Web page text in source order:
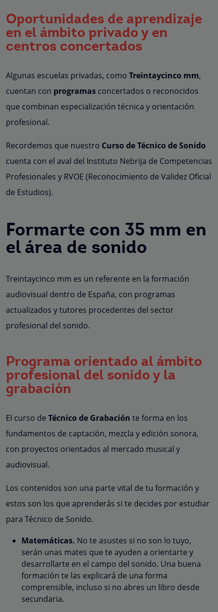
Oportunidades de aprendizaje
en el ámbito privado y en
centros concertados
Algunas escuelas privadas, como Treintaycinco mm,
cuentan con programas concertados o reconocidos
que combinan especialización técnica y orientación
profesional.
Recordemos que nuestro Curso de Técnico de Sonido
cuenta con el aval del Instituto Nebrija de Competencias
Profesionales y RVOE (Reconocimiento de Validez Oficial
de Estudios).
Formarte con 35 mm en
el área de sonido
Treintaycinco mm es un referente en la formación
audiovisual dentro de España, con programas
actualizados y tutores procedentes del sector
profesional del sonido.
Programa orientado al ámbito
profesional del sonido y la
grabación
El curso de Técnico de Grabación te forma en los
fundamentos de captación, mezcla y edición sonora,
con proyectos orientados al mercado musical y
audiovisual.
Los contenidos son una parte vital de tu formación y
estos son los que aprenderás si te decides por estudiar
para Técnico de Sonido.
Matemáticas. No te asustes si no son lo tuyo,
serán unas mates que te ayuden a orientarte y
desarrollarte en el campo del sonido. Una buena
formación te las explicará de una forma
comprensible, incluso si no abres un libro desde
secundaria.